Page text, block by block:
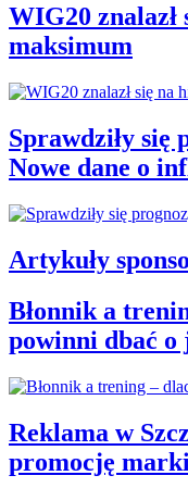
WIG20 znalazł
maksimum
Sprawdziły się
Nowe dane o
Artykuły
Błonnik a
powinni dbać o
Reklama w
promocję marki